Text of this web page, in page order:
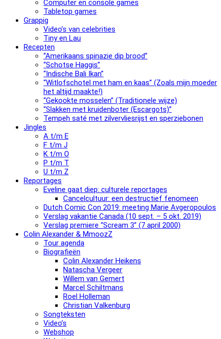
Computer en console games
Tabletop games
Grappig
Video’s van celebrities
Tiny en Lau
Recepten
“Amerikaans spinazie dip brood”
“Schotse Haggis”
“Indische Bali Ikan”
“Witlofschotel met ham en kaas” (Zoals mijn moeder
het altijd maakte!)
“Gekookte mosselen” (Traditionele wijze)
“Slak­ken met krui­den­bo­ter (Escargots)”
Tempeh saté met zilvervliesrijst en sperziebonen
Jingles
A t/m E
F t/m J
K t/m O
P t/m T
U t/m Z
Reportages
Eveline gaat diep: culturele reportages
Cancelcultuur: een destructief fenomeen
Dutch Comic Con 2019: meeting Marie Avgeropoulos
Verslag vakantie Canada (10 sept. – 5 okt. 2019)
Verslag premiere “Scream 3” (7 april 2000)
Colin Alexander & MmoozZ
Tour agenda
Biografieën
Colin Alexander Heikens
Natascha Vergeer
Willem van Gemert
Marcel Schiltmans
Roel Holleman
Christian Valkenburg
Songteksten
Video’s
Webshop